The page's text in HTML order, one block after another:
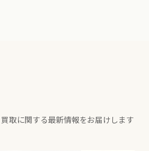
取に関する最新情報をお届けします